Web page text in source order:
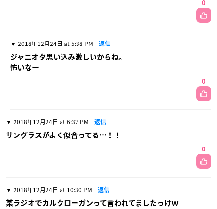
0
2018年12月24日 at 5:38 PM 返信
ジャニオタ思い込み激しいからね。
怖いなー
0
2018年12月24日 at 6:32 PM 返信
サングラスがよく似合ってる…！！
0
2018年12月24日 at 10:30 PM 返信
某ラジオでカルクローガンって言われてましたっけｗ